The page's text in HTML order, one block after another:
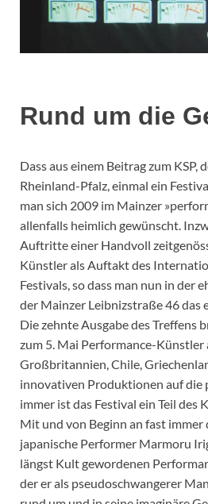
Rund um die
Dass aus einem Beitrag zum KSP,
Rheinland-Pfalz, einmal ein
man sich 2009 im Mainzer
allenfalls heimlich gewünscht.
Auftritte einer Handvoll
Künstler als Auftakt des
Festivals, so dass man nun in der
der Mainzer Leibnizstraße 46 das
Die zehnte Ausgabe des Treffens
zum 5. Mai Performance-Künstler
Großbritannien, Chile,
innovativen Produktionen auf die
immer ist das Festival ein Teil des
Mit und von Beginn an fast
japanische Performer Marmoru
längst Kult gewordenen
der er als pseudoschwangerer